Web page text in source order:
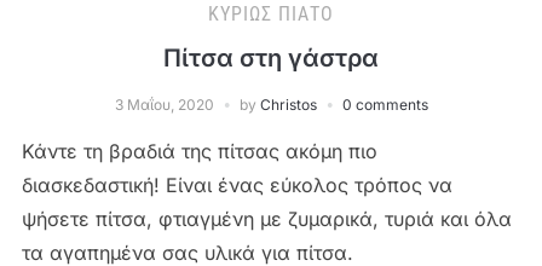
ΚΥΡΊΩΣ ΠΙΆΤΟ
Πίτσα στη γάστρα
3 Μαΐου, 2020 by Christos 0 comments
Κάντε τη βραδιά της πίτσας ακόμη πιο
διασκεδαστική! Είναι ένας εύκολος τρόπος να
ψήσετε πίτσα, φτιαγμένη με ζυμαρικά, τυριά και όλα
τα αγαπημένα σας υλικά για πίτσα.